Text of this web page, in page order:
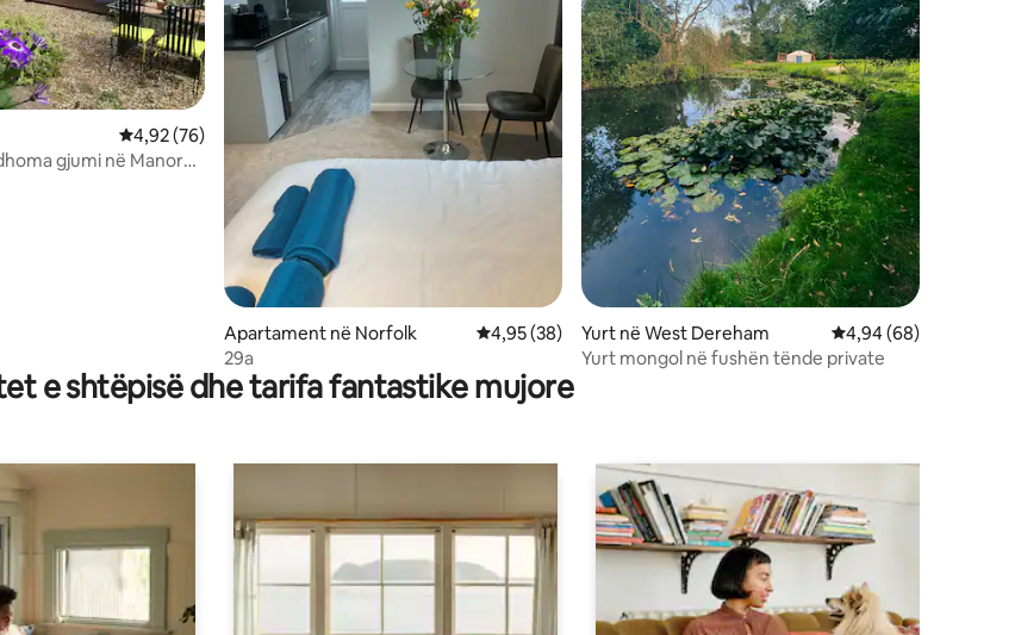
vlerësime Vlerësimi mesatar 4,92 nga 5, 76 vlerësime
4,92 (76)
gjumi në Manor
Apartament në Norfolk Vlerësimi mesatar 4,95 nga 5, 38 vlerësime
4,95 (38)
29a
Yurt në West Dereham Vlerësimi mesatar
4,94 (68)
Yurt mongol në fushën tënde private
e shtëpisë dhe tarifa fantastike mujore